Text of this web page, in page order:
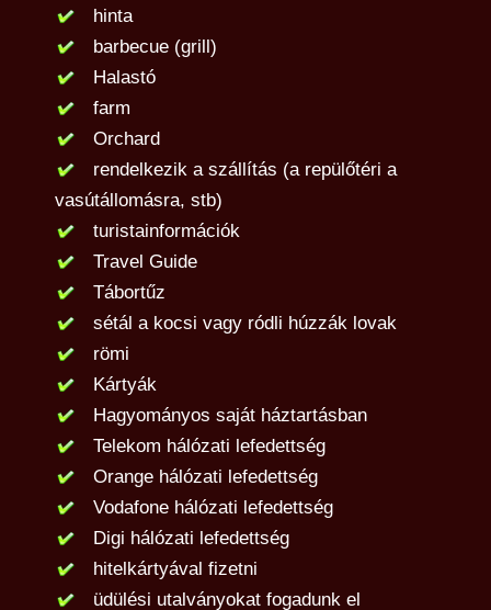
hinta
barbecue (grill)
Halastó
farm
Orchard
rendelkezik a szállítás (a repülőtéri a
vasútállomásra, stb)
turistainformációk
Travel Guide
Tábortűz
sétál a kocsi vagy ródli húzzák lovak
römi
Kártyák
Hagyományos saját háztartásban
Telekom hálózati lefedettség
Orange hálózati lefedettség
Vodafone hálózati lefedettség
Digi hálózati lefedettség
hitelkártyával fizetni
üdülési utalványokat fogadunk el